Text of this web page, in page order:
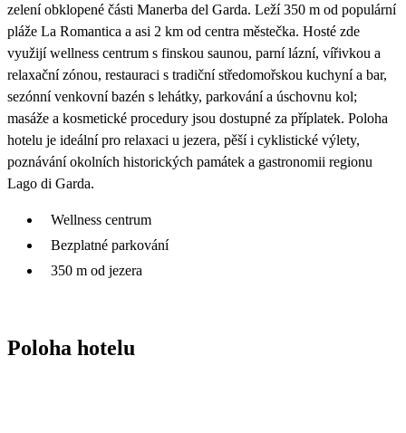
zelení obklopené části Manerba del Garda. Leží 350 m od populární
pláže La Romantica a asi 2 km od centra městečka. Hosté zde
využijí wellness centrum s finskou saunou, parní lázní, vířivkou a
relaxační zónou, restauraci s tradiční středomořskou kuchyní a bar,
sezónní venkovní bazén s lehátky, parkování a úschovnu kol;
masáže a kosmetické procedury jsou dostupné za příplatek. Poloha
hotelu je ideální pro relaxaci u jezera, pěší i cyklistické výlety,
poznávání okolních historických památek a gastronomii regionu
Lago di Garda.
Wellness centrum
Bezplatné parkování
350 m od jezera
Poloha hotelu